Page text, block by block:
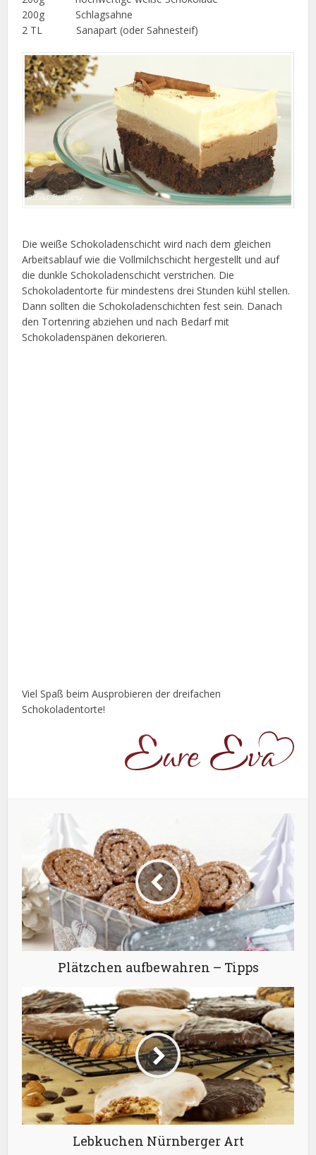
200g Schlagsahne
2 TL Sanapart (oder Sahnesteif)
Die weiße Schokoladenschicht wird nach dem gleichen
Arbeitsablauf wie die Vollmilchschicht hergestellt und auf
die dunkle Schokoladenschicht verstrichen. Die
Schokoladentorte für mindestens drei Stunden kühl stellen.
Dann sollten die Schokoladenschichten fest sein. Danach
den Tortenring abziehen und nach Bedarf mit
Schokoladenspänen dekorieren.
Viel Spaß beim Ausprobieren der dreifachen
Schokoladentorte!
Plätzchen aufbewahren – Tipps
Lebkuchen Nürnberger Art